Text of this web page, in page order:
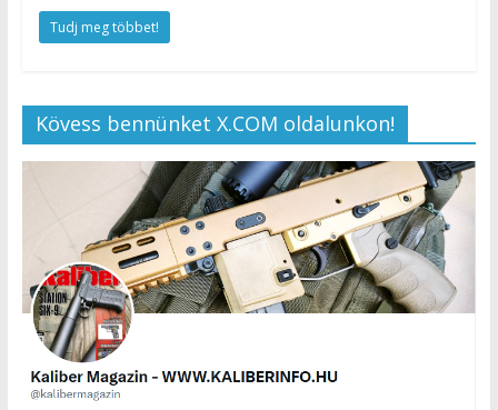
Tudj meg többet!
Kövess bennünket X.COM oldalunkon!